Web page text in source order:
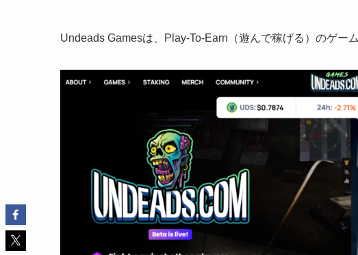
Undeads Gamesは、Play-To-Earn（遊んで稼げる）のゲー